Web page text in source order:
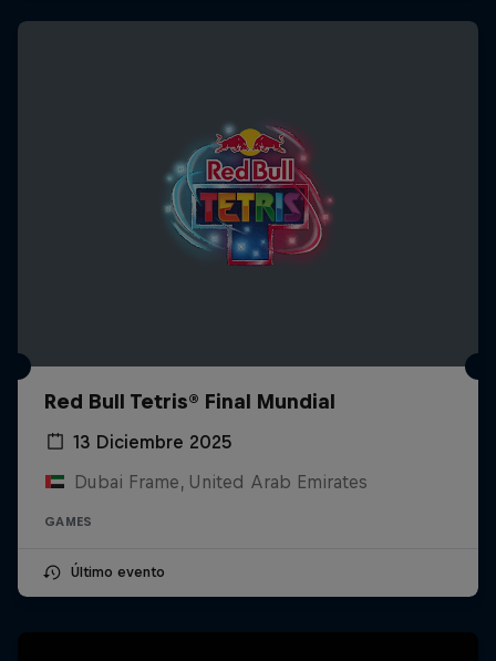
Red Bull Tetris® Final Mundial
13 Diciembre 2025
Dubai Frame, United Arab Emirates
GAMES
Último evento